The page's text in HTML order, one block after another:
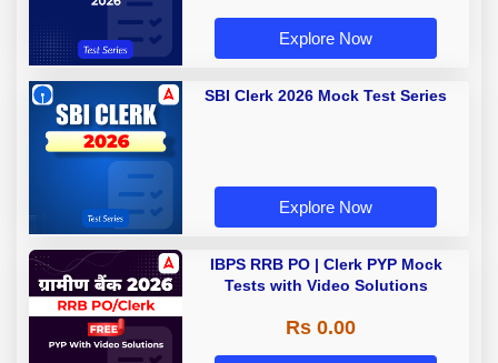
Explore Now
SBI Clerk 2026 Mock Test Series
Explore Now
IBPS RRB PO | Clerk PYP Mock
Tests with Video Solutions
Rs 0.00